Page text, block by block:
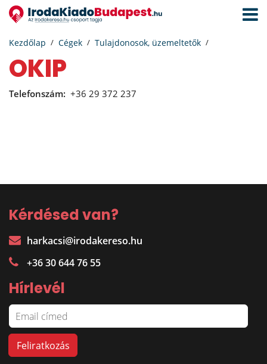
Kezdőlap Cégek Tulajdonosok, üzemeltetők
OKIP
Telefonszám: +36 29 372 237
Kérdésed van?
harkacsi@irodakereso.hu
+36 30 644 76 55
Hírlevél